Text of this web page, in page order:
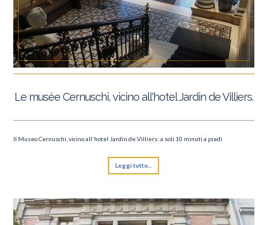
Le musée Cernuschi, vicino all'hotel Jardin de Villiers.
Il Museo Cernuschi, vicino all'hotel Jardin de Villiers: a soli 10 minuti a piedi
Leggi tutto...